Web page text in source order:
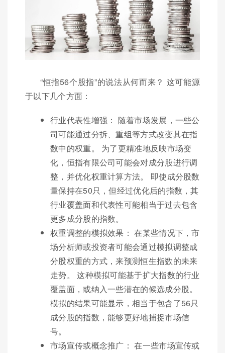
“恒指56个股指”的说法从何而来？ 这可能源
于以下几个方面：
行业代表性增强： 随着市场发展，一些公
司可能通过分拆、重组等方式改变其在指
数中的权重。 为了更精准地反映市场变
化，恒指有限公司可能会对成分股进行调
整，并优化权重计算方法。 即使成分股数
量保持在50只，但经过优化后的指数，其
行业覆盖面和代表性可能相当于过去包含
更多成分股的指数。
权重调整的模拟效果： 在某些情况下，市
场分析师或投资者可能会通过模拟调整成
分股权重的方式，来预测恒生指数的未来
走势。 这种模拟可能基于扩大指数的行业
覆盖面，或纳入一些潜在的候选成分股。
模拟的结果可能显示，相当于包含了56只
成分股的指数，能够更好地捕捉市场信
号。
市场宣传或概念推广： 在一些市场宣传或